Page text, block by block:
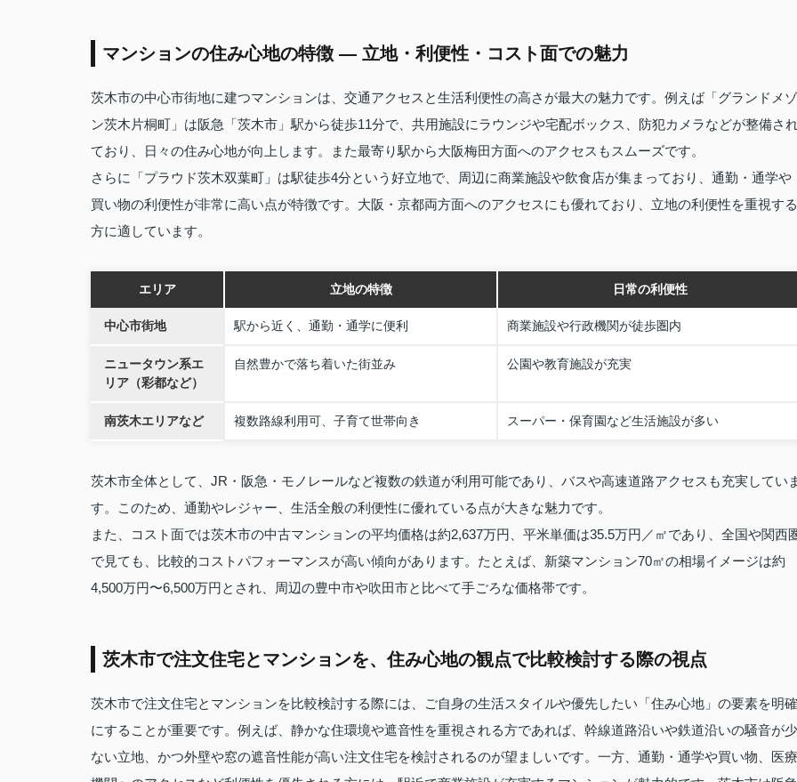
マンションの住み心地の特徴 — 立地・利便性・コスト面での魅力
茨木市の中心市街地に建つマンションは、交通アクセスと生活利便性の高さが最大の魅力です。例えば「グランドメゾ
ン茨木片桐町」は阪急「茨木市」駅から徒歩11分で、共用施設にラウンジや宅配ボックス、防犯カメラなどが整備さ
ており、日々の住み心地が向上します。また最寄り駅から大阪梅田方面へのアクセスもスムーズです。
さらに「プラウド茨木双葉町」は駅徒歩4分という好立地で、周辺に商業施設や飲食店が集まっており、通勤・通学や
買い物の利便性が非常に高い点が特徴です。大阪・京都両方面へのアクセスにも優れており、立地の利便性を重視する
方に適しています。
エリア 立地の特徴 日常の利便性
中心市街地 駅から近く、通勤・通学に便利 商業施設や行政機関が徒歩圏内
ニュータウン系エ
リア（彩都など）
自然豊かで落ち着いた街並み 公園や教育施設が充実
南茨木エリアなど 複数路線利用可、子育て世帯向き スーパー・保育園など生活施設が多い
茨木市全体として、JR・阪急・モノレールなど複数の鉄道が利用可能であり、バスや高速道路アクセスも充実してい
す。このため、通勤やレジャー、生活全般の利便性に優れている点が大きな魅力です。
また、コスト面では茨木市の中古マンションの平均価格は約2,637万円、平米単価は35.5万円／㎡であり、全国や関西
で見ても、比較的コストパフォーマンスが高い傾向があります。たとえば、新築マンション70㎡の相場イメージは約
4,500万円〜6,500万円とされ、周辺の豊中市や吹田市と比べて手ごろな価格帯です。
茨木市で注文住宅とマンションを、住み心地の観点で比較検討する際の視点
茨木市で注文住宅とマンションを比較検討する際には、ご自身の生活スタイルや優先したい「住み心地」の要素を明確
にすることが重要です。例えば、静かな住環境や遮音性を重視される方であれば、幹線道路沿いや鉄道沿いの騒音が少
ない立地、かつ外壁や窓の遮音性能が高い注文住宅を検討されるのが望ましいです。一方、通勤・通学や買い物、医療